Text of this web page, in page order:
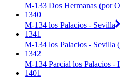
M-133 Dos Hermanas (por
1340
M-134 los Palacios - Sevilla
1341
M-134 los Palacios - Sevilla
1342
M-134 Parcial los Palacios -
1401